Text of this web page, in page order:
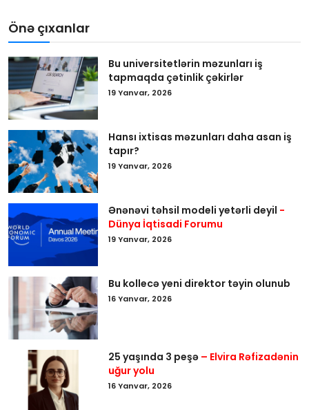
Önə çıxanlar
Bu universitetlərin məzunları iş
tapmaqda çətinlik çəkirlər
19 Yanvar, 2026
Hansı ixtisas məzunları daha asan iş
tapır?
19 Yanvar, 2026
Ənənəvi təhsil modeli yetərli deyil -
Dünya İqtisadi Forumu
19 Yanvar, 2026
Bu kollecə yeni direktor təyin olunub
16 Yanvar, 2026
25 yaşında 3 peşə – Elvira Rəfizadənin
uğur yolu
16 Yanvar, 2026